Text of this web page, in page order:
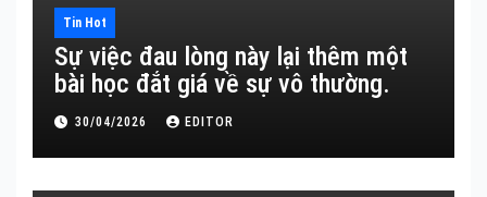
Tin Hot
Sự việc đau lòng này lại thêm một
bài học đắt giá về sự vô thường.
30/04/2026 EDITOR